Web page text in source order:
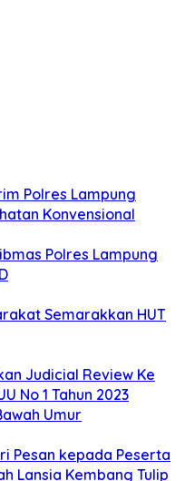
Polres Lampung
Konvensional
Polres Lampung
Semarakkan HUT
Judicial Review Ke
No 1 Tahun 2023
Umur
Pesan kepada Peserta
Lansia Kembang Tulip